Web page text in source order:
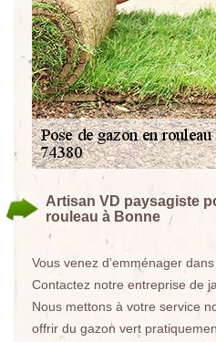
Artisan VD paysagiste
rouleau à Bonne
Vous venez d’emménager
Contactez notre entreprise de
Nous mettons à votre service
offrir du gazon vert